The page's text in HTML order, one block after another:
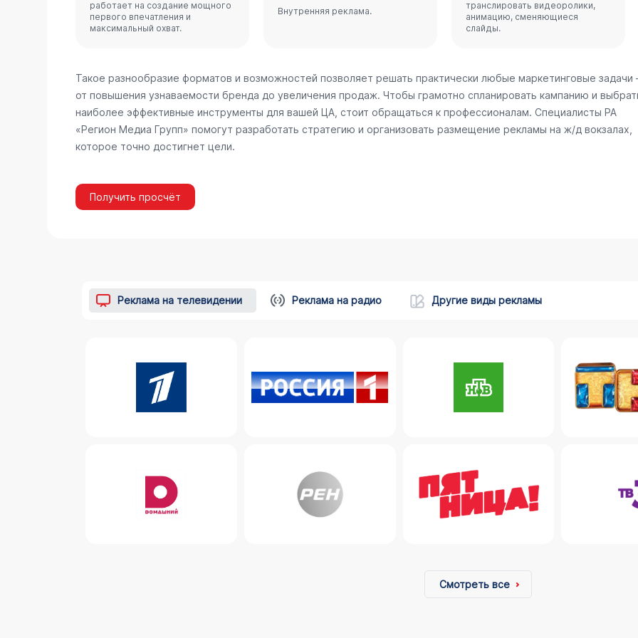
работает на создание мощного
первого впечатления и
максимальный охват.
Внутренняя реклама.
транслировать видеоролики,
анимацию, сменяющиеся
слайды.
Такое разнообразие форматов и возможностей позволяет решать практически любые маркетинговые
от повышения узнаваемости бренда до увеличения продаж. Чтобы грамотно спланировать кампанию и
наиболее эффективные инструменты для вашей ЦА, стоит обращаться к профессионалам. Специалисты РА
«Регион Медиа Групп» помогут разработать стратегию и организовать размещение рекламы на ж/д вокзалах,
которое точно достигнет цели.
Получить просчёт
Реклама на телевидении Реклама на радио Другие виды рекламы
Смотреть все